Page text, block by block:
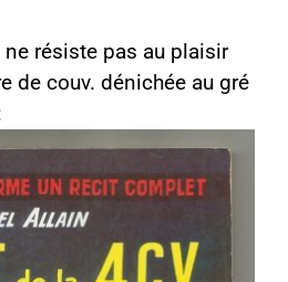
ne résiste pas au plaisir
de couv. dénichée au gré